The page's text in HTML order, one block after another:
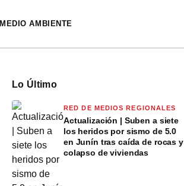
MEDIO AMBIENTE
Lo Último
RED DE MEDIOS REGIONALES
Actualización | Suben a siete
los heridos por sismo de 5.0
en Junín tras caída de rocas y
colapso de viviendas